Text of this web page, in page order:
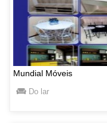
Mundial Móveis
Do lar